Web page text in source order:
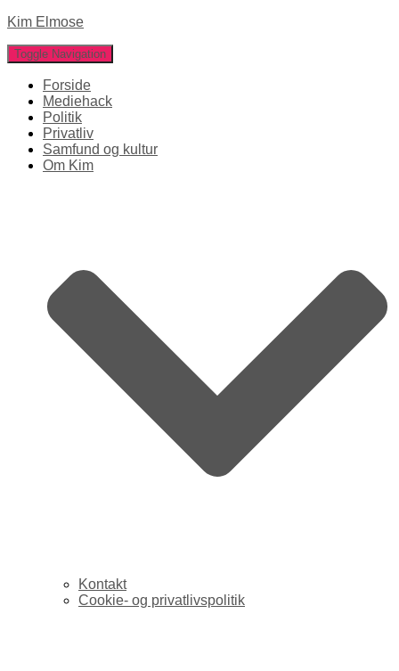
Kim Elmose
Toggle Navigation
Forside
Mediehack
Politik
Privatliv
Samfund og kultur
Om Kim
Kontakt
Cookie- og privatlivspolitik